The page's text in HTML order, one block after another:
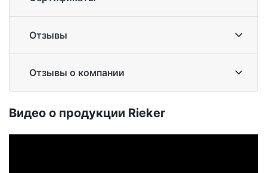
Отзывы
Отзывы о компании
Ви­део о про­дук­ции Ri­eker